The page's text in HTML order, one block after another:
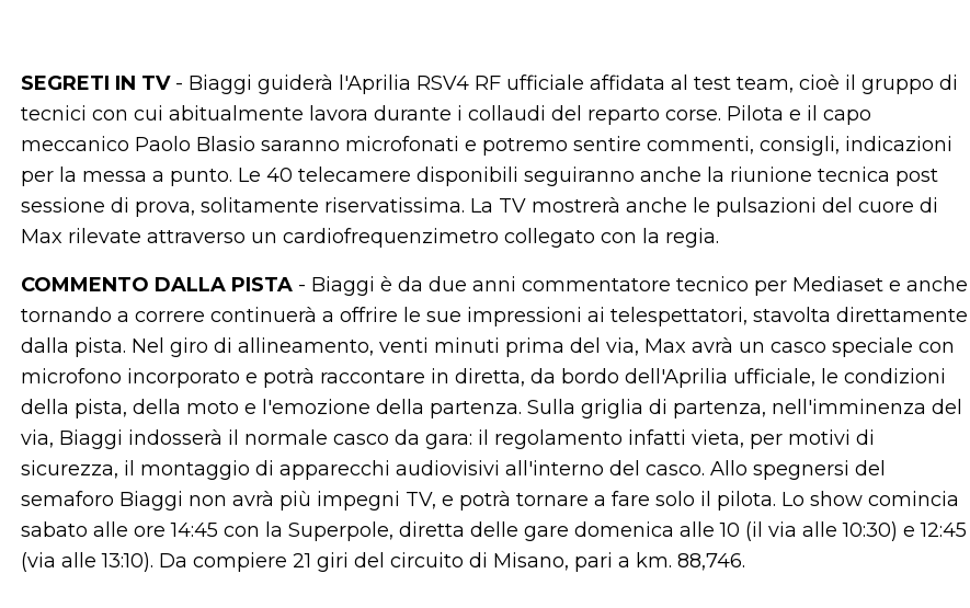
SEGRETI IN TV- Biaggi guiderà l'Aprilia RSV4 RF ufficiale affidata al test team, cioè il gruppo di
tecnici con cui abitualmente lavora durante i collaudi del reparto corse. Pilota e il capo
meccanico Paolo Blasio saranno microfonati e potremo sentire commenti, consigli, indicazioni
per la messa a punto. Le 40 telecamere disponibili seguiranno anche la riunione tecnica post
sessione di prova, solitamente riservatissima. La TV mostrerà anche le pulsazioni del cuore di
Max rilevate attraverso un cardiofrequenzimetro collegato con la regia.
COMMENTO DALLA PISTA - Biaggi è da due anni commentatore tecnico per Mediaset e anche
tornando a correre continuerà a offrire le sue impressioni ai telespettatori, stavolta direttamente
dalla pista. Nel giro di allineamento, venti minuti prima del via, Max avrà un casco speciale con
microfono incorporato e potrà raccontare in diretta, da bordo dell'Aprilia ufficiale, le condizioni
della pista, della moto e l'emozione della partenza. Sulla griglia di partenza, nell'imminenza del
via, Biaggi indosserà il normale casco da gara: il regolamento infatti vieta, per motivi di
sicurezza, il montaggio di apparecchi audiovisivi all'interno del casco. Allo spegnersi del
semaforo Biaggi non avrà più impegni TV, e potrà tornare a fare solo il pilota. Lo show comincia
sabato alle ore 14:45 con la Superpole, diretta delle gare domenica alle 10 (il via alle 10:30) e 12:45
(via alle 13:10). Da compiere 21 giri del circuito di Misano, pari a km. 88,746.